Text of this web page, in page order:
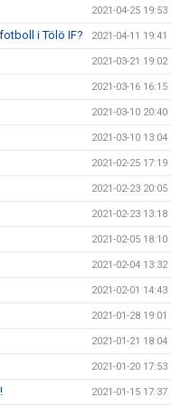
2021-04-25 19:53
i Tölö IF? 2021-04-11 19:41
2021-03-21 19:02
2021-03-16 16:15
2021-03-10 20:40
2021-03-10 13:04
2021-02-25 17:19
2021-02-23 20:05
2021-02-23 13:18
2021-02-05 18:10
2021-02-04 13:32
2021-02-01 14:43
2021-01-28 19:01
2021-01-21 18:04
2021-01-20 17:53
2021-01-15 17:37